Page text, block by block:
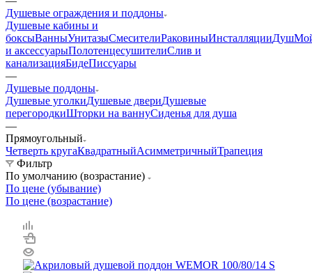
Душевые ограждения и поддоны
Душевые кабины и
боксыВанныУнитазыСмесителиРаковиныИнсталляцииДуш
и аксессуарыПолотенцесушителиСлив и
канализацияБидеПиссуары
—
Душевые поддоны
Душевые уголкиДушевые двериДушевые
перегородкиШторки на ваннуСиденья для душа
—
Прямоугольный
Четверть кругаКвадратныйАсимметричныйТрапеция
Фильтр
По умолчанию (возрастание)
По цене (убывание)
По цене (возрастание)